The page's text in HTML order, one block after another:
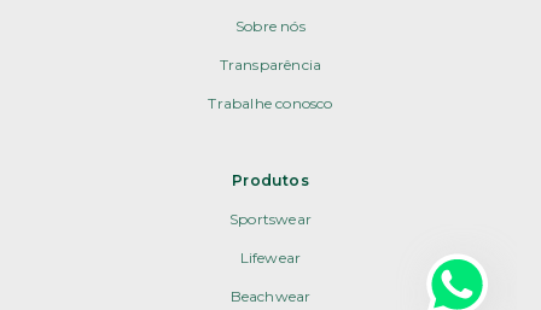
Sobre nós
Transparência
Trabalhe conosco
Produtos
Sportswear
Lifewear
Beachwear